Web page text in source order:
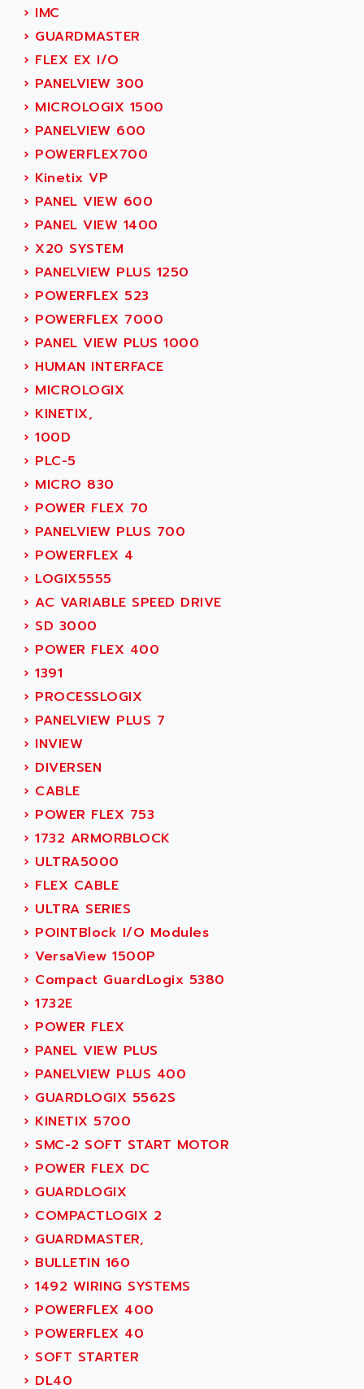
NUM 750/760
NUM750
NUM750 / NUM760
NUM 750
ULTRA SERIES
IPC
INDUCTEL
C500
C200H
CQM1
R88
CQM1H
RECTIVAR 4
ALTIVAR 16
ALTIVAR 66
MICROMASTER
SQUARE D
SY/MAX
ADVANTYS
APRIL 3000
VT5000
VT3000
VT
VSPA1
FERROMATIK PMC 1000
VT100
LCA
SMART TOUCH
GP 70 SERIE
PROVIT 5000
S4-S4C
SIAX
FESTO ELECTRONIC
PCS095
TOUCHVIEW
REDIPANEL
RJ2
MULTI-SERVO
PCS
RECTIVAR
RECTIVAR 4 SERIE 641
CONTROLLOGIX
plc5
SLC 500
COMPACTLOGIX
FLEX I/O
MICROLOGIX 1200
PANELVIEW 1000
NT620C
SIMATIC S5-101
SIMATIC TOUCH PANEL
S900 II
S900
PHASEO
SIMATIC-S5
SIMATIC FIELD PG
LOGO!
ADVANCED MOTION CONTROLS
ADVANCED POWER TECHNOLOGY
ADVANCED UV
ADVANTEC
ADVANTECH
ADVANTYS FTM
ADWIN
AE
AE&T
AEC
AECO
AEE
AEEON
AEES
AEG
AEG MODICON
AEL CRYSTALS
AEM
AEP
AERMEC
AERO - SHARP
AEROBAR
AEROSEC INDUSTRIE
AEROTECH
AES
AESYS
AEV
AFDI
AFP PRODEL
AG ASSOCIATES
AGASTAT
AGDE
AGE POWERBLOCK
AGETEM
AGI
AGIE
AGILENT
AGILENT TECHNOLOGIES
AGILER
AGP
AGS
AGTATAC
AGTATEC AG
AGUT
AHEAD SYSTEMS
AHLBERG ELECTRONICS
AIP SYSTEMES
AIR
AIR ET PULVERISATION
AIR LIQUIDE
AIR SYSTEMS
AIR WORTHINGTON CREYSSENSAC
AIRBUS
AIRCOM
AIRELEC
AIRMASTER R1
AIRMASTER R1HMI
› IMC
› GUARDMASTER
› FLEX EX I/O
› PANELVIEW 300
› MICROLOGIX 1500
› PANELVIEW 600
› POWERFLEX700
› Kinetix VP
› PANEL VIEW 600
› PANEL VIEW 1400
› X20 SYSTEM
› PANELVIEW PLUS 1250
› POWERFLEX 523
› POWERFLEX 7000
› PANEL VIEW PLUS 1000
› HUMAN INTERFACE
› MICROLOGIX
› KINETIX,
› 100D
› PLC-5
› MICRO 830
› POWER FLEX 70
› PANELVIEW PLUS 700
› POWERFLEX 4
› LOGIX5555
› AC VARIABLE SPEED DRIVE
› SD 3000
› POWER FLEX 400
› 1391
› PROCESSLOGIX
› PANELVIEW PLUS 7
› INVIEW
› DIVERSEN
› CABLE
› POWER FLEX 753
› 1732 ARMORBLOCK
› ULTRA5000
› FLEX CABLE
› ULTRA SERIES
› POINTBlock I/O Modules
› VersaView 1500P
› Compact GuardLogix 5380
› 1732E
› POWER FLEX
› PANEL VIEW PLUS
› PANELVIEW PLUS 400
› GUARDLOGIX 5562S
› KINETIX 5700
› SMC-2 SOFT START MOTOR
› POWER FLEX DC
› GUARDLOGIX
› COMPACTLOGIX 2
› GUARDMASTER,
› BULLETIN 160
› 1492 WIRING SYSTEMS
› POWERFLEX 400
› POWERFLEX 40
› SOFT STARTER
› DL40